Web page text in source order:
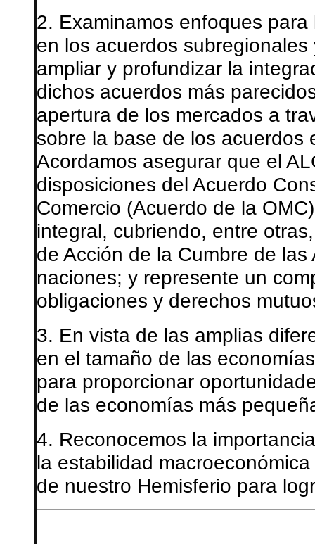
2. Examinamos enfoques
en los acuerdos
ampliar y profundizar la
dichos acuerdos más
apertura de los mercados a
sobre la base de los acuerdos
Acordamos asegurar que el
disposiciones del Acuerdo
Comercio (Acuerdo de la
integral, cubriendo, entre
de Acción de la Cumbre de
naciones; y represente un
obligaciones y derechos
3. En vista de las amplias
en el tamaño de las
para proporcionar
de las economías más
4. Reconocemos la
la estabilidad
de nuestro Hemisferio para